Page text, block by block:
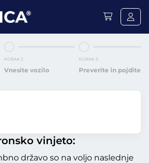
KORAK 2
Vnesite vozilo
KORAK 3
Preverite in pojdite
vinjeto:
državo so na voljo naslednje